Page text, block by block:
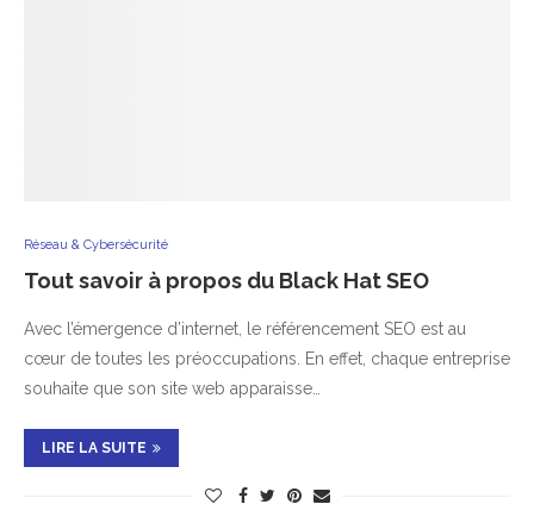
Réseau & Cybersécurité
Tout savoir à propos du Black Hat SEO
Avec l’émergence d’internet, le référencement SEO est au
cœur de toutes les préoccupations. En effet, chaque entreprise
souhaite que son site web apparaisse…
LIRE LA SUITE